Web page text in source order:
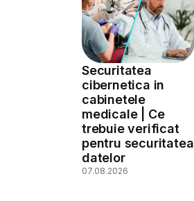
Securitatea
cibernetica in
cabinetele
medicale | Ce
trebuie verificat
pentru securitatea
datelor
07.08.2026